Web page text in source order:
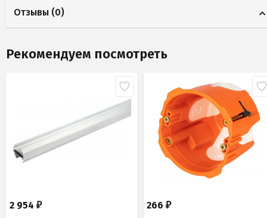
Отзывы (0)
Рекомендуем посмотреть
2 954 ₽ 266₽